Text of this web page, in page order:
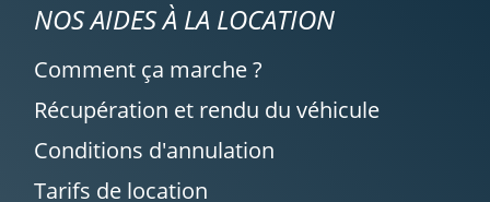
NOS AIDES À LA LOCATION
Comment ça marche ?
Récupération et rendu du véhicule
Conditions d'annulation
Tarifs de location